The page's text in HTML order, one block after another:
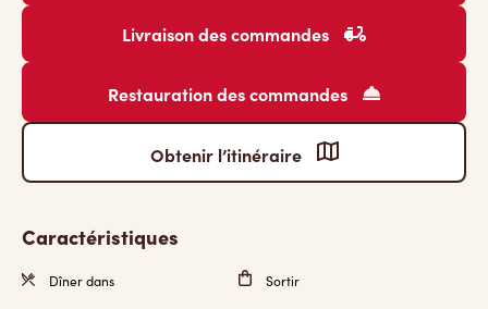
Livraison des commandes
Restauration des commandes
Obtenir l’itinéraire
Caractéristiques
Dîner dans Sortir